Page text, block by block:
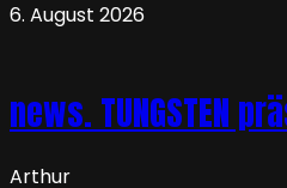
6. August 2026
news. TUNGSTEN
Arthur